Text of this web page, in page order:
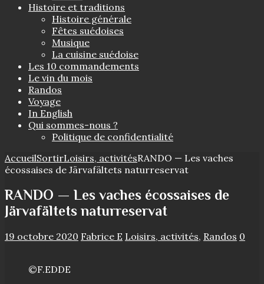
Histoire et traditions
Histoire générale
Fêtes suédoises
Musique
La cuisine suédoise
Les 10 commandements
Le vin du mois
Randos
Voyage
In English
Qui sommes-nous ?
Politique de confidentialité
AccueilSortirLoisirs, activitésRANDO — Les vaches
écossaises de Järvafältets naturreservat
RANDO — Les vaches écossaises de
Järvafältets naturreservat
19 octobre 2020 Fabrice E Loisirs, activités, Randos 0
©F.EDDE